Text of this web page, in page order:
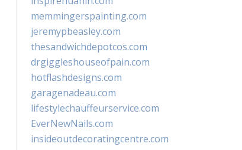
memmingerspainting.com
jeremypbeasley.com
thesandwichdepotcos.com
drgiggleshouseofpain.com
hotflashdesigns.com
garagenadeau.com
lifestylechauffeurservice.com
EverNewNails.com
insideoutdecoratingcentre.com